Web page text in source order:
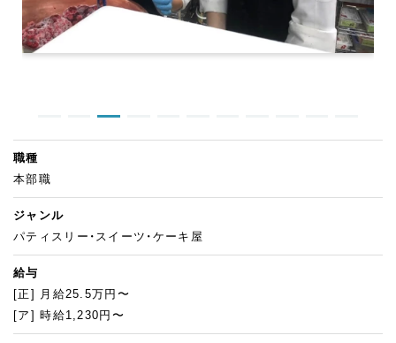
職種
本部職
ジャンル
パティスリー・スイーツ・ケーキ屋
給与
[正] 月給25.5万円〜
[ア] 時給1,230円〜